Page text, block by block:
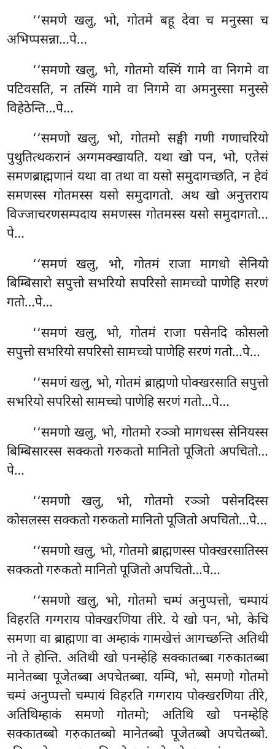
‘‘समणे खलु, भो, गोतमे बहू देवा च मनुस्सा च
अभिप्पसन्ना…पे…
‘‘समणो खलु, भो, गोतमो यस्मिं गामे वा निगमे वा
पटिवसति, न तस्मिं गामे वा निगमे वा अमनुस्सा मनुस्से
विहेठेन्ति…पे…
‘‘समणो खलु, भो, गोतमो सङ्घी गणी गणाचरियो
पुथुतित्थकरानं अग्गमक्खायति. यथा खो पन, भो, एतेसं
समणब्राह्मणानं यथा वा तथा वा यसो समुदागच्छति, न हेवं
समणस्स गोतमस्स यसो समुदागतो. अथ खो अनुत्तराय
विज्जाचरणसम्पदाय समणस्स गोतमस्स यसो समुदागतो…
पे…
‘‘समणं खलु, भो, गोतमं राजा मागधो सेनियो
बिम्बिसारो सपुत्तो सभरियो सपरिसो सामच्चो पाणेहि सरणं
गतो…पे…
‘‘समणंखलु, भो, गोतमं राजा पसेनदि कोसलो
सपुत्तो सभरियो सपरिसो सामच्चो पाणेहि सरणं गतो…पे…
‘‘समणं खलु, भो, गोतमं ब्राह्मणो पोक्खरसाति सपुत्तो
सभरियो सपरिसो सामच्चो पाणेहि सरणं गतो…पे…
‘‘समणोखलु, भो, गोतमो रञ्ञो मागधस्स सेनियस्स
बिम्बिसारस्स सक्कतो गरुकतो मानितो पूजितो अपचितो…
पे…
‘‘समणो खलु, भो, गोतमो रञ्ञो पसेनदिस्स
कोसलस्स सक्कतो गरुकतो मानितो पूजितो अपचितो…पे…
‘‘समणो खलु, भो, गोतमो ब्राह्मणस्स पोक्खरसातिस्स
सक्कतो गरुकतो मानितो पूजितो अपचितो…पे…
‘‘समणो खलु, भो, गोतमो चम्पं अनुप्पत्तो, चम्पायं
विहरति गग्गराय पोक्खरणिया तीरे. ये खो पन, भो, केचि
समणा वा ब्राह्मणा वा अम्हाकं गामखेत्तं आगच्छन्ति अतिथी
नो ते होन्ति. अतिथी खो पनम्हेहि सक्कातब्बा गरुकातब्बा
मानेतब्बा पूजेतब्बा अपचेतब्बा. यम्पि, भो, समणो गोतमो
चम्पं अनुप्पत्तो चम्पायं विहरति गग्गराय पोक्खरणिया तीरे,
अतिथिम्हाकं समणो गोतमो; अतिथि खो पनम्हेहि
सक्कातब्बो गरुकातब्बो मानेतब्बो पूजेतब्बो अपचेतब्बो.